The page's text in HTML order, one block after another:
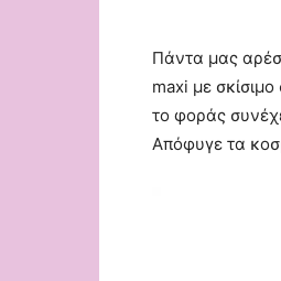
Πάντα μας
maxi με
το φοράς
Απόφυγε τα